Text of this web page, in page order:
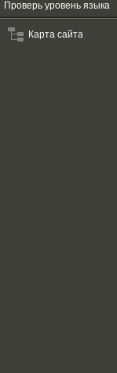
Проверь уровень языка
Карта сайта